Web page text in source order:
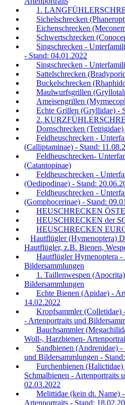
1.
Sichelschrecken
Eichenschrecken
Schwertschrecken
Singschrecken -
- Stand: 04.01.2022
Singschrecken -
Sattelschrecken
Buckelschrecken
Maulwurfsgrillen
Ameisengrillen
Echte Grillen (Gryllidae) -
2.
Dornschrecken
Feldheuschrecken -
(Calliptaminae) - Stand:
Feldheuschrecken-
(Catantopinae)
Feldheuschrecken -
(Oedipodinae) - Stand:
Feldheuschrecken -
(Gomphocerinae) - Stand:
HEUSCHRECKEN
HEUSCHRECKEN der
HEUSCHRECKEN
Hautflügler (Hymenoptera)
Hautflügler, z.B. Bienen,
Hautflügler Hymenoptera -
Bildersammlungen
1. Taillenwespen
Bildersammlungen
Echte Bienen (Apidae) -
14.02.2022
Kropfsammler (Colletidae)
- Artenportraits und
Bauchsammler
Woll-, Harzbienen-
Sandbienen (Andrenidae)
und Bildersammlungen -
Furchenbienen (Halictidae)
Schmalbienen - Artenportraits
02.03.2022
Melittidae (kein dt. Name)
Artenportraits - Stand: